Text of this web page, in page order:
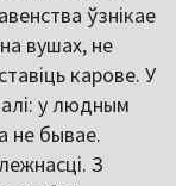
ўзнікае
вушах, не
карове. У
у людным
не бывае.
З